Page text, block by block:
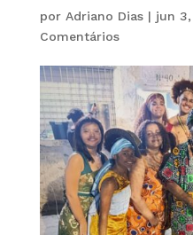
por Adriano Dias| jun
Comentários